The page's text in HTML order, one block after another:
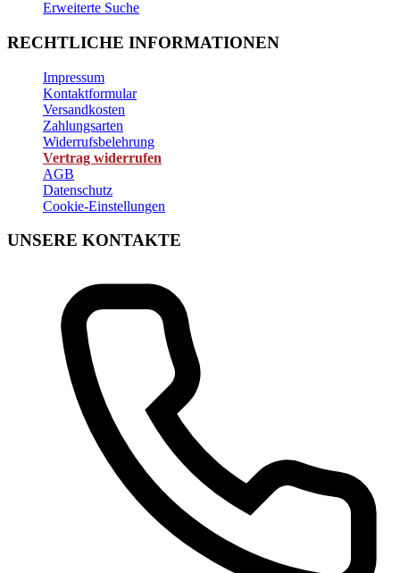
Erweiterte Suche
RECHTLICHE INFORMATIONEN
Impressum
Kontaktformular
Versandkosten
Zahlungsarten
Widerrufsbelehrung
Vertrag widerrufen
AGB
Datenschutz
Cookie-Einstellungen
UNSERE KONTAKTE